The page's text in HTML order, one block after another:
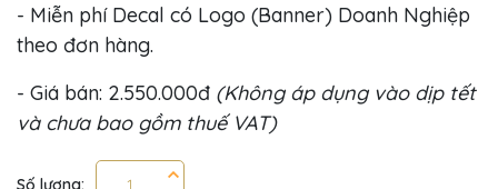
- Miễn phí Decal có Logo (Banner) Doanh Nghiệp
theo đơn hàng.
- Giá bán: 2.550.000đ (Không áp dụng vào dịp tết
và chưa bao gồm thuế VAT)
Số lượng: